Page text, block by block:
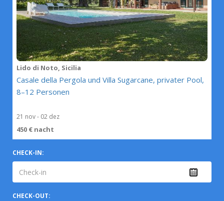
Lido di Noto, Sicilia
Casale della Pergola und Villa Sugarcane, privater Pool,
8–12 Personen
21 nov - 02 dez
450 € nacht
CHECK-IN:
CHECK-OUT: